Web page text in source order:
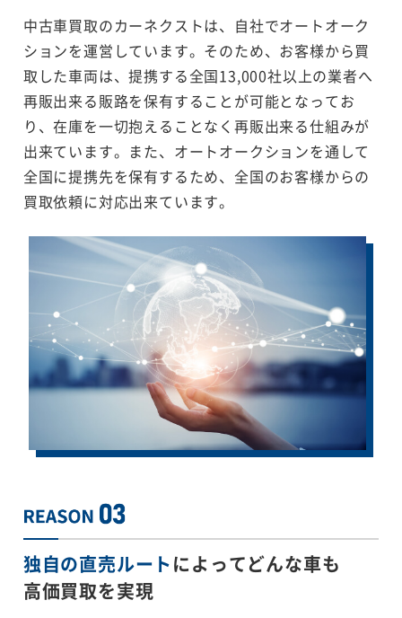
中古車買取のカーネクストは、自社でオートオーク
ションを運営しています。そのため、お客様から買
取した車両は、提携する全国13,000社以上の業者へ
再販出来る販路を保有することが可能となってお
り、在庫を一切抱えることなく再販出来る仕組みが
出来ています。また、オートオークションを通して
全国に提携先を保有するため、全国のお客様からの
買取依頼に対応出来ています。
独自の直売ルートによってどんな車も
高価買取を実現